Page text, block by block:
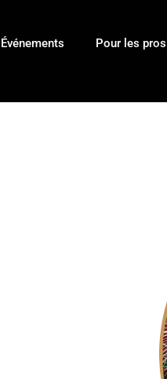
Événements Pour les pros